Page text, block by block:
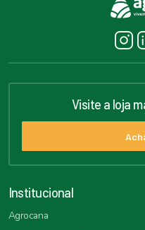
Institucional
Agrocana
Visite a loja